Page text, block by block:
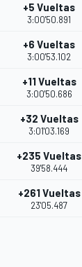
+5 Vueltas
3:00'50.891
+6 Vueltas
3:00'53.102
+11 Vueltas
3:00'50.686
+32 Vueltas
3:01'03.169
+235 Vueltas
39'58.444
+261 Vueltas
23'05.487